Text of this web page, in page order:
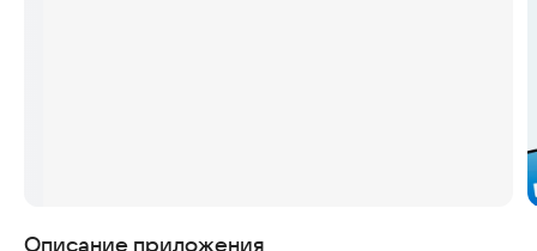
Описание приложения